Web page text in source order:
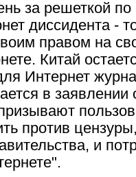
за решеткой
диссидента -
правом на
Китай
Интернет
в заявлении
против
и